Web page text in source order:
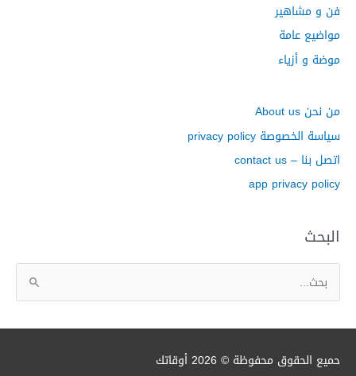
فن و مشاهير
مواضيع عامة
موضة و أزياء
من نحن About us
سياسة الخصوصة privacy policy
اتصل بنا – contact us
app privacy policy
البحث
ث
حميع الحقوق محفوظة © 2026 أوقاتك